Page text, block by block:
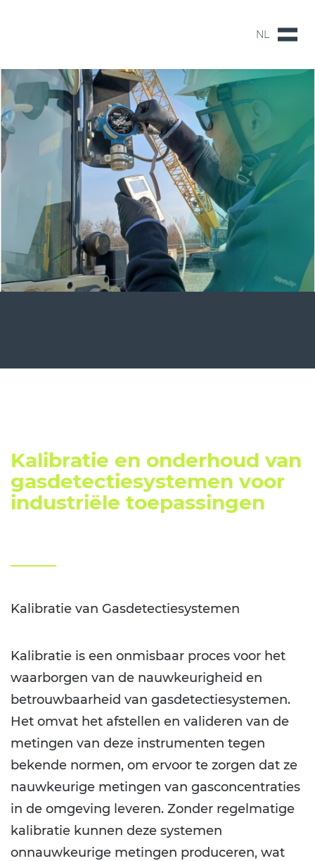
NL
Kalibratie en onderhoud van
gasdetectiesystemen voor
industriële toepassingen
Kalibratie van Gasdetectiesystemen
Kalibratie is een onmisbaar proces voor het
waarborgen van de nauwkeurigheid en
betrouwbaarheid van gasdetectiesystemen.
Het omvat het afstellen en valideren van de
metingen van deze instrumenten tegen
bekende normen, om ervoor te zorgen dat ze
nauwkeurige metingen van gasconcentraties
in de omgeving leveren. Zonder regelmatige
kalibratie kunnen deze systemen
onnauwkeurige metingen produceren, wat